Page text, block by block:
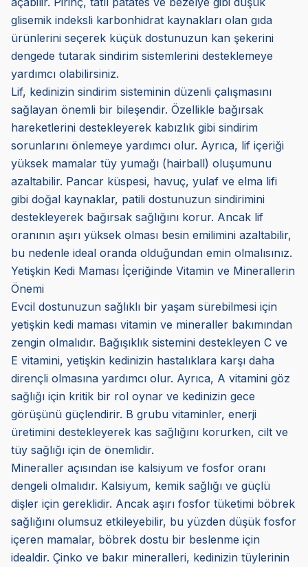
glisemik indeksli karbonhidrat kaynakları olan gıda
ürünlerini seçerek küçük dostunuzun kan şekerini
dengede tutarak sindirim sistemlerini desteklemeye
yardımcı olabilirsiniz.
Lif, kedinizin sindirim sisteminin düzenli çalışmasını
sağlayan önemli bir bileşendir. Özellikle bağırsak
hareketlerini destekleyerek kabızlık gibi sindirim
sorunlarını önlemeye yardımcı olur. Ayrıca, lif içeriği
yüksek mamalar tüy yumağı (hairball) oluşumunu
azaltabilir. Pancar küspesi, havuç, yulaf ve elma lifi
gibi doğal kaynaklar, patili dostunuzun sindirimini
destekleyerek bağırsak sağlığını korur. Ancak lif
oranının aşırı yüksek olması besin emilimini azaltabilir,
bu nedenle ideal oranda olduğundan emin olmalısınız.
Yetişkin Kedi Maması İçeriğinde Vitamin ve Minerallerin
Önemi
Evcil dostunuzun sağlıklı bir yaşam sürebilmesi için
yetişkin kedi maması vitamin ve mineraller bakımından
zengin olmalıdır. Bağışıklık sistemini destekleyen C ve
E vitamini, yetişkin kedinizin hastalıklara karşı daha
dirençli olmasına yardımcı olur. Ayrıca, A vitamini göz
sağlığı için kritik bir rol oynar ve kedinizin gece
görüşünü güçlendirir. B grubu vitaminler, enerji
üretimini destekleyerek kas sağlığını korurken, cilt ve
tüy sağlığı için de önemlidir.
Mineraller açısından ise kalsiyum ve fosfor oranı
dengeli olmalıdır. Kalsiyum, kemik sağlığı ve güçlü
dişler için gereklidir. Ancak aşırı fosfor tüketimi böbrek
sağlığını olumsuz etkileyebilir, bu yüzden düşük fosfor
içeren mamalar, böbrek dostu bir beslenme için
idealdir. Çinko ve bakır mineralleri, kedinizin tüylerinin